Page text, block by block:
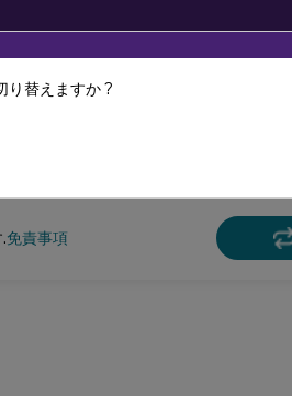
す。
免責事項
り替えますか ?